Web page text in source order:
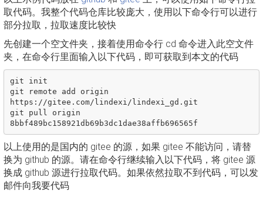
取代码。我整个代码仓库比较庞大，使用以下命令行可以进行
部分拉取，拉取速度比较快
先创建一个空文件夹，接着使用命令行 cd 命令进入此空文件
夹，在命令行里面输入以下代码，即可获取到本文的代码
git init
git remote add origin
https://gitee.com/lindexi/lindexi_gd.git
git pull origin
以上使用的是国内的 gitee 的源，如果 gitee 不能访问，请替
换为 github 的源。请在命令行继续输入以下代码，将 gitee 源
换成 github 源进行拉取代码。如果依然拉取不到代码，可以发
邮件向我要代码